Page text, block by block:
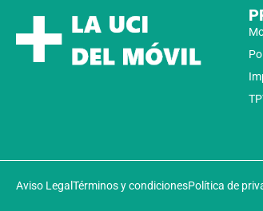
Aviso Legal Términos y condicionesPolítica de